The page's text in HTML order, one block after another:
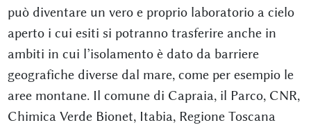
può diventare un vero e proprio laboratorio a cielo
aperto i cui esiti si potranno trasferire anche in
ambiti in cui l’isolamento è dato da barriere
geografiche diverse dal mare, come per esempio le
aree montane. Il comune di Capraia, il Parco, CNR,
Chimica Verde Bionet, Itabia, Regione Toscana